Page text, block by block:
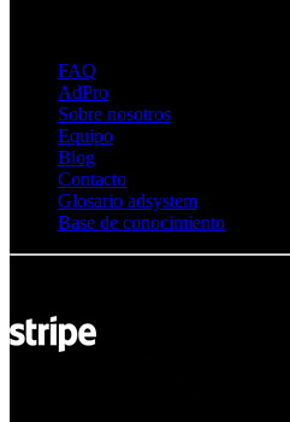
FAQ
AdPro
Sobre nosotros
Equipo
Blog
Contacto
Glosario adsystem
Base de conocimiento